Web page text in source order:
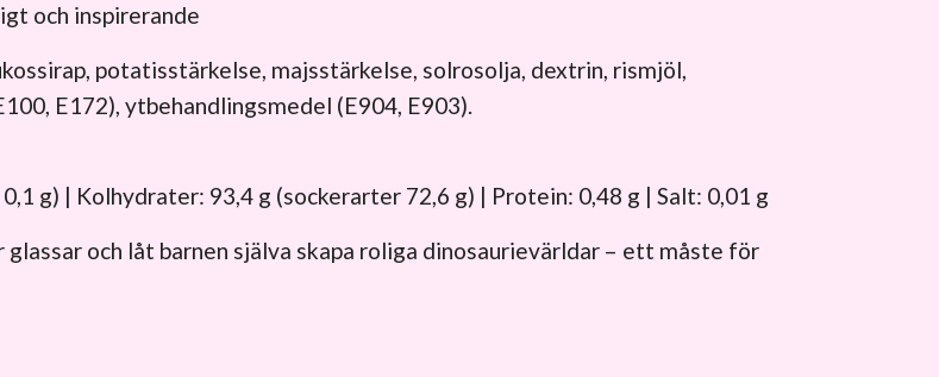
och inspirerande
potatisstärkelse, majsstärkelse, solrosolja, dextrin, rismjöl,
E172), ytbehandlingsmedel (E904, E903).
g) | Kolhydrater: 93,4 g (sockerarter 72,6 g) | Protein: 0,48 g | Salt: 0,01 g
och låt barnen själva skapa roliga dinosaurievärldar – ett måste för